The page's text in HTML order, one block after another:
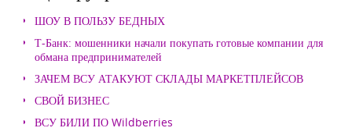
ШОУ В ПОЛЬЗУ БЕДНЫХ
Т-Банк: мошенники начали покупать готовые компании для
обмана предпринимателей
ЗАЧЕМ ВСУ АТАКУЮТ СКЛАДЫ МАРКЕТПЛЕЙСОВ
СВОЙ БИЗНЕС
ВСУ БИЛИ ПО Wildberries